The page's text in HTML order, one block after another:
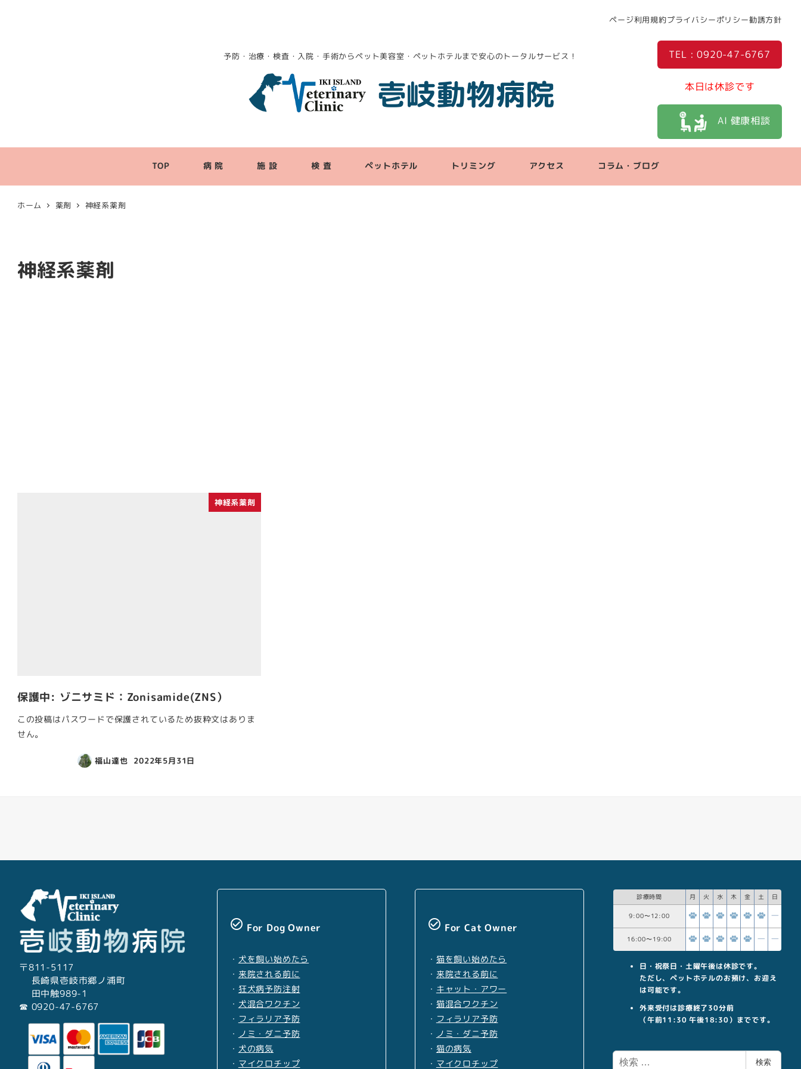
ページ利用規約プライバシーポリシー勧誘方針
予防・治療・検査・入院・手術からペット美容室・ペットホテルまで安心のトータルサービス！
壱岐動物病院
TEL : 0920-47-6767
本日は休診です
AI 健康相談
TOP 病 院 施 設 検 査 ペットホテル トリミング アクセス コラム・ブログ
ホーム 薬剤 神経系薬剤
神経系薬剤
神経系薬剤
保護中: ゾニサミド：Zonisamide(ZNS）
この投稿はパスワードで保護されているため抜粋文はありま
せん。
福山達也 2022年5月31日
〒811-5117
長崎県壱岐市郷ノ浦町
田中触989-1
☎︎ 0920-47-6767
check_circle_outline For Dog Owner
・ 犬を飼い始めたら
・ 来院される前に
・ 狂犬病予防注射
・ 犬混合ワクチン
・ フィラリア予防
・ ノミ・ダニ予防
・ 犬の病気
・ マイクロチップ
check_circle_outline For Cat Owner
・ 猫を飼い始めたら
・ 来院される前に
・ キャット・アワー
・ 猫混合ワクチン
・ フィラリア予防
・ ノミ・ダニ予防
・ 猫の病気
・ マイクロチップ
診療時間 月 火 水 木 金 土 日
9:00〜12:00
16:00〜19:00
日・祝祭日・土曜午後は休診です。
ただし、ペットホテルのお預け、お迎え
は可能です。
外来受付は診療終了30分前
（午前11:30 午後18:30）までです。
検
検索